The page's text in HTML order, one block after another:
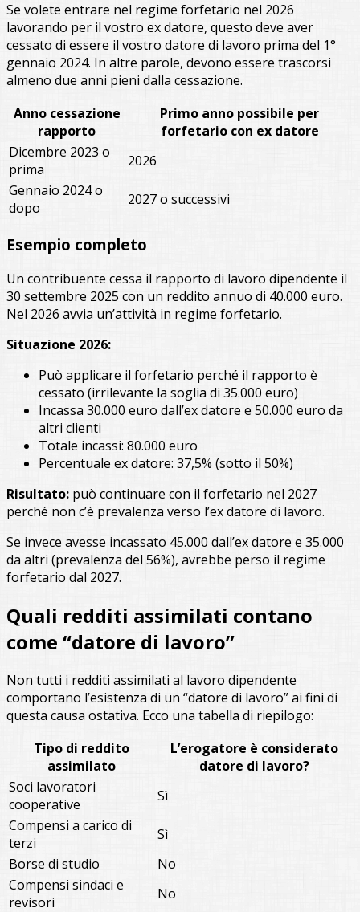
Se volete entrare nel regime forfetario nel 2026
lavorando per il vostro ex datore, questo deve aver
cessato di essere il vostro datore di lavoro prima del 1°
gennaio 2024. In altre parole, devono essere trascorsi
almeno due anni pieni dalla cessazione.
Anno cessazione
rapporto
Primo anno possibile per
forfetario con ex datore
Dicembre 2023 o
prima
2026
Gennaio 2024 o
dopo
2027 o successivi
Esempio completo
Un contribuente cessa il rapporto di lavoro dipendente il
30 settembre 2025 con un reddito annuo di 40.000 euro.
Nel 2026 avvia un’attività in regime forfetario.
Situazione 2026:
Può applicare il forfetario perché il rapporto è
cessato (irrilevante la soglia di 35.000 euro)
Incassa 30.000 euro dall’ex datore e 50.000 euro da
altri clienti
Totale incassi: 80.000 euro
Percentuale ex datore: 37,5% (sotto il 50%)
Risultato: può continuare con il forfetario nel 2027
perché non c’è prevalenza verso l’ex datore di lavoro.
Se invece avesse incassato 45.000 dall’ex datore e 35.000
da altri (prevalenza del 56%), avrebbe perso il regime
forfetario dal 2027.
Quali redditi assimilati contano
come “datore di lavoro”
Non tutti i redditi assimilati al lavoro dipendente
comportano l’esistenza di un “datore di lavoro” ai fini di
questa causa ostativa. Ecco una tabella di riepilogo:
Tipo di reddito
assimilato
L’erogatore è considerato
datore di lavoro?
Soci lavoratori
cooperative
Sì
Compensi a carico di
terzi
Sì
Borse di studio
No
Compensi sindaci e
revisori
No